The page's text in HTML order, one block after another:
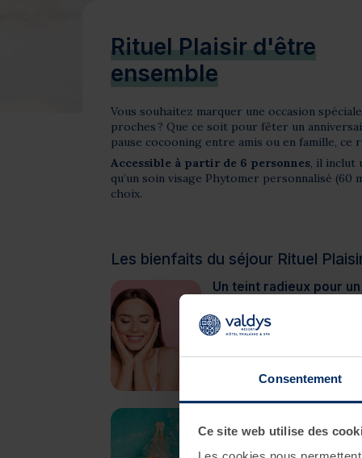
Consentement
Ce site web utilise des
Rituel Plaisir d'être
ensemble
Vous souhaitez marquer une occasion
proches ? Que ce soit pour fêter un
pause cocooning entre amis ou en famille,
Accessible à partir de 6 personnes, il inclut
qu’un soin visage Phytomer personnalisé
choix.
Les bienfaits du séjour Rituel
Un teint radieux pour
anniversaire, est conçu
des produits riches en
attentions !
Avec un accès libre au
parenthèse bien-être en